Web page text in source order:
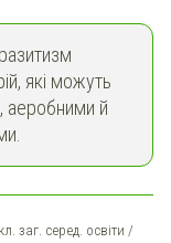
які можуть
аеробними й
заг. серед. освіти /